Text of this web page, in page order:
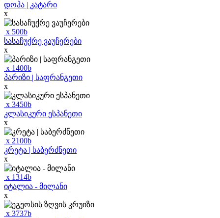
დოჰა | კატარი
x
x 500b
სასაჩუქრე ვაუჩერები
x
x 1400b
პარიზი | საფრანგეთი
x
x 3450b
კლასიკური ესპანეთი
x
x 2100b
კრეტა | საბერძნეთი
x
x 1314b
იტალია - მილანი
x
x 3737b